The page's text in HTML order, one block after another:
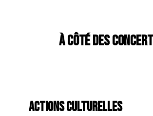
À CÔTÉ DES
ACTIONS CULTURELLES